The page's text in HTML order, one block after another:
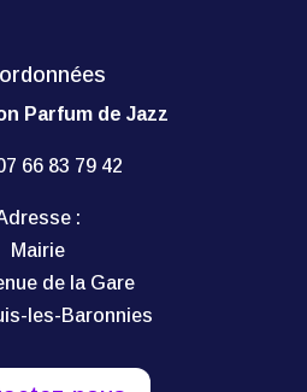
Parfum de Jazz
66 83 79 42
:
Mairie
de la Gare
les-Baronnies